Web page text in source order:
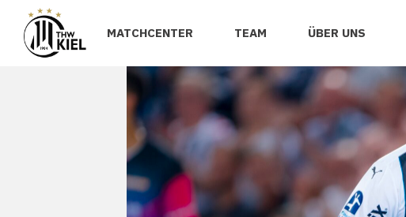
MATCHCENTER TEAM ÜBER UNS